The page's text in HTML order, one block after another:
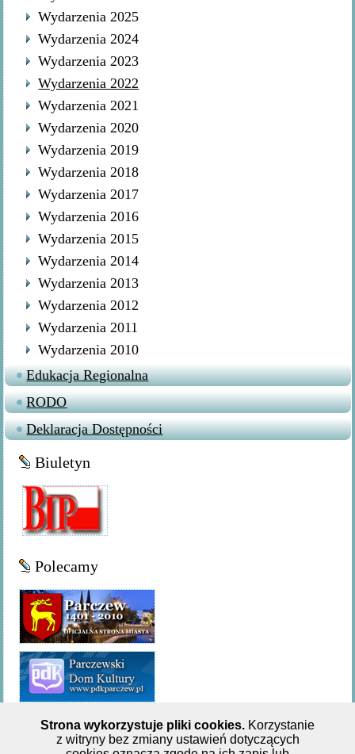
Wydarzenia 2025
Wydarzenia 2024
Wydarzenia 2023
Wydarzenia 2022
Wydarzenia 2021
Wydarzenia 2020
Wydarzenia 2019
Wydarzenia 2018
Wydarzenia 2017
Wydarzenia 2016
Wydarzenia 2015
Wydarzenia 2014
Wydarzenia 2013
Wydarzenia 2012
Wydarzenia 2011
Wydarzenia 2010
Edukacja Regionalna
RODO
Deklaracja Dostępności
Biuletyn
Polecamy
Miejsko-Gminna Biblioteka Publiczna w Parczewie,ul. 11
Strona wykorzystuje pliki cookies. Korzystanie
z witryny bez zmiany ustawień dotyczących